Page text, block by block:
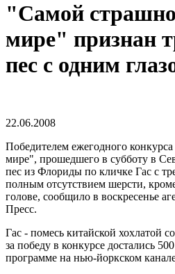
"Самой
мире" признан
пес с одним
22.06.2008
Победителем ежегодного
мире", прошедшего в субботу в
пес из Флориды по кличке Гас с
полным отсутствием шерсти,
голове, сообщило в воскресенье
Пресс.
Гас - помесь китайской хохлатой
за победу в конкурсе достались
программе на нью-йоркском